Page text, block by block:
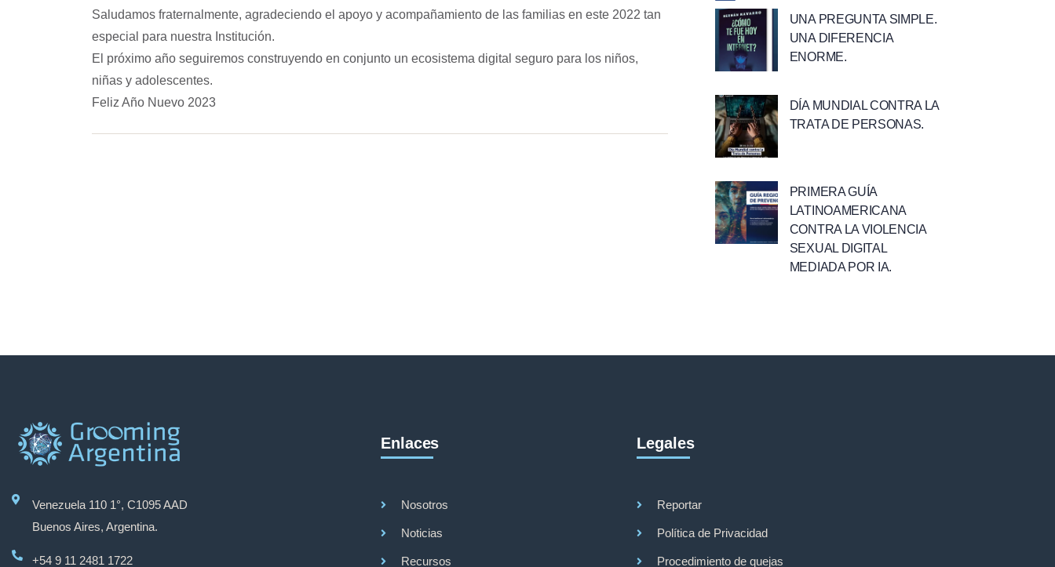
Saludamos fraternalmente, agradeciendo el apoyo y acompañamiento de las familias en este 2022 tan
especial para nuestra Institución.
El próximo año seguiremos construyendo en conjunto un ecosistema digital seguro para los niños,
niñas y adolescentes.
Feliz Año Nuevo 2023
UNA PREGUNTA SIMPLE.
UNA DIFERENCIA
ENORME.
DÍA MUNDIAL CONTRA LA
TRATA DE PERSONAS.
PRIMERA GUÍA
LATINOAMERICANA
CONTRA LA VIOLENCIA
SEXUAL DIGITAL
MEDIADA POR IA.
Venezuela 110 1°, C1095 AAD
Buenos Aires, Argentina.
+54 9 11 2481 1722
Enlaces
Nosotros
Noticias
Recursos
Legales
Reportar
Política de Privacidad
Procedimiento de quejas